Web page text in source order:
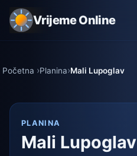
Vrijeme Online
Početna Planina Mali Lupoglav
PLANINA
Mali Lupoglav